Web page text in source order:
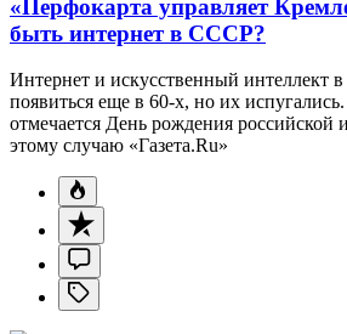
«Перфокарта управляет
быть интернет в СССР?
Интернет и искусственный интеллект
появиться еще в 60-х, но их
отмечается День рождения
этому случаю «Газета.Ru»